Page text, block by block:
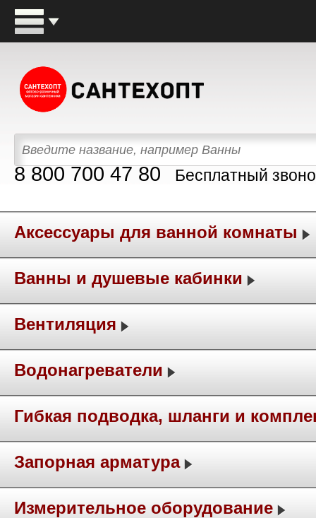
8 800 700 47 80 Бесплатный
Аксессуары для ванной комнаты
Ванны и душевые кабинки
Вентиляция
Водонагреватели
Гибкая подводка, шланги и
Запорная арматура
Измерительное оборудование